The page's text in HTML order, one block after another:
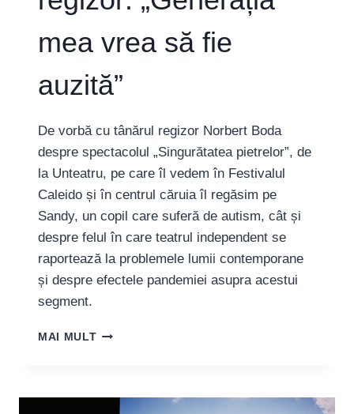
DIN
mea vrea să fie
auzită”
De vorbă cu tânărul regizor Norbert Boda
despre spectacolul „Singurătatea pietrelor”, de
la Unteatru, pe care îl vedem în Festivalul
Caleido și în centrul căruia îl regăsim pe
Sandy, un copil care suferă de autism, cât și
despre felul în care teatrul independent se
raportează la problemele lumii contemporane
și despre efectele pandemiei asupra acestui
segment.
MAI MULTNORBERT
MEA